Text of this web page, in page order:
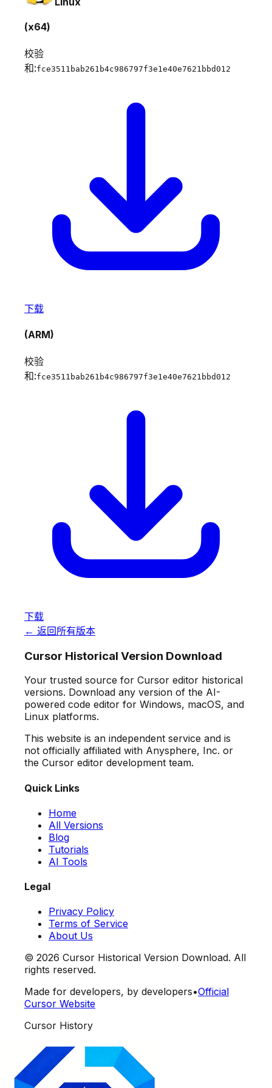
(x64)
校验
和:fce3511bab261b4c986797f3e1e40e7621bbd012
下载
(ARM)
校验
和:fce3511bab261b4c986797f3e1e40e7621bbd012
下载
← 返回所有版本
Cursor Historical Version Download
Your trusted source for Cursor editor historical
versions. Download any version of the AI-
powered code editor for Windows, macOS, and
Linux platforms.
This website is an independent service and is
not officially affiliated with Anysphere, Inc. or
the Cursor editor development team.
Quick Links
Home
All Versions
Blog
Tutorials
AI Tools
Legal
Privacy Policy
Terms of Service
About Us
© 2026 Cursor Historical Version Download. All
rights reserved.
Made for developers, by developers•Official
Cursor Website
Cursor History